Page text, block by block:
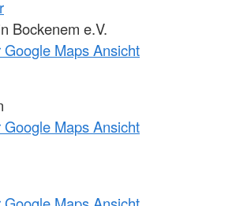
Bockenem e.V.
Google Maps Ansicht
Google Maps Ansicht